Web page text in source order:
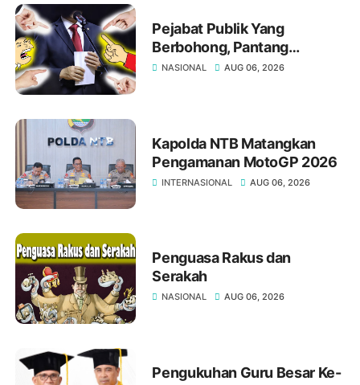
Pejabat Publik Yang
Berbohong, Pantang
Mengakui Kesalahan,?
NASIONAL AUG 06, 2026
Kapolda NTB Matangkan
Pengamanan MotoGP 2026
INTERNASIONAL AUG 06, 2026
Penguasa Rakus dan
Serakah
NASIONAL AUG 06, 2026
Pengukuhan Guru Besar Ke-